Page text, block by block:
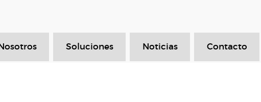
Soluciones Noticias Contacto